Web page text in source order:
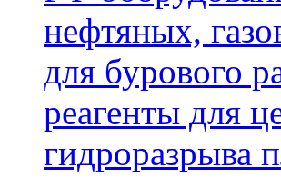
нефтяных,
для бурового
реагенты для
гидроразрыва